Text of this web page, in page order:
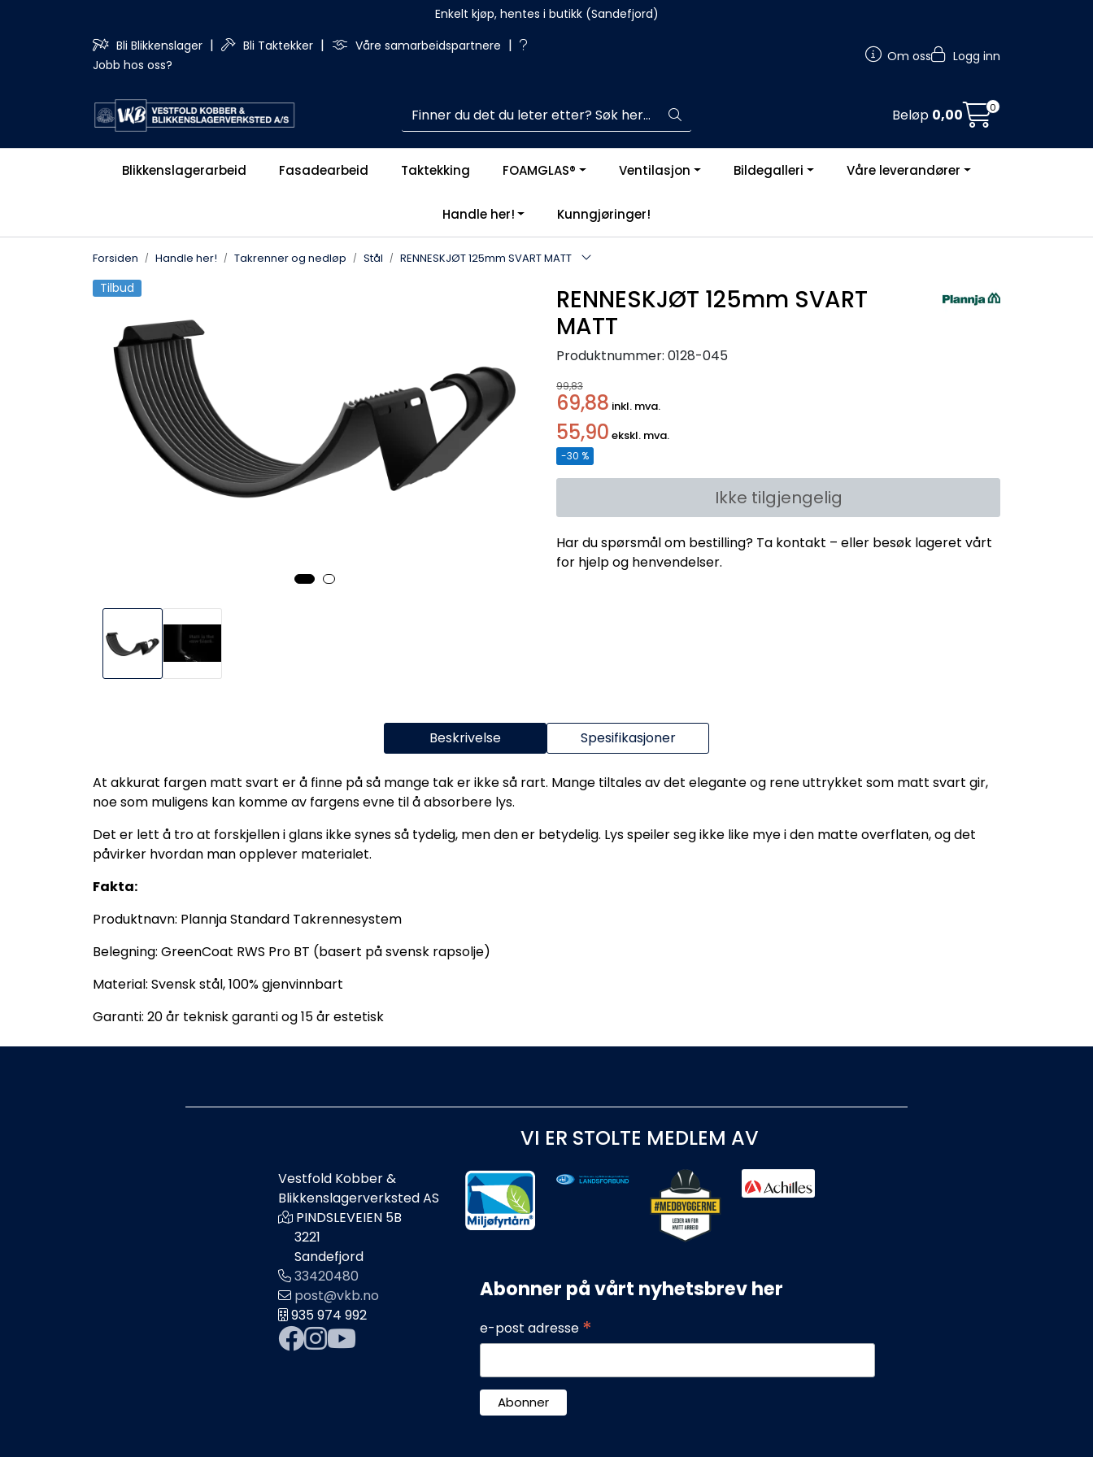
Enkelt kjøp, hentes i butikk (Sandefjord)
Bli Blikkenslager | Bli Taktekker | Våre samarbeidspartnere |
Jobb hos oss?
Om oss Logg inn
Beløp 0,00 0
Blikkenslagerarbeid Fasadearbeid Taktekking FOAMGLAS® Ventilasjon Bildegalleri Våre leverandører
Handle her! Kunngjøringer!
Forsiden Handle her! Takrenner og nedløp Stål RENNESKJØT 125mm SVART MATT
Tilbud
RENNESKJØT 125mm SVART
MATT
Produktnummer: 0128-045
99,83
69,88 inkl. mva.
55,90 ekskl. mva.
-30 %
Ikke tilgjengelig
Har du spørsmål om bestilling? Ta kontakt – eller besøk lageret vårt
for hjelp og henvendelser.
Beskrivelse Spesifikasjoner
At akkurat fargen matt svart er å finne på så mange tak er ikke så rart. Mange tiltales av det elegante og rene uttrykket som matt svart gir,
noe som muligens kan komme av fargens evne til å absorbere lys.
Det er lett å tro at forskjellen i glans ikke synes så tydelig, men den er betydelig. Lys speiler seg ikke like mye i den matte overflaten, og det
påvirker hvordan man opplever materialet.
Fakta:
Produktnavn: Plannja Standard Takrennesystem
Belegning: GreenCoat RWS Pro BT (basert på svensk rapsolje)
Material: Svensk stål, 100% gjenvinnbart
Garanti: 20 år teknisk garanti og 15 år estetisk
VI ER STOLTE MEDLEM AV
Vestfold Kobber &
Blikkenslagerverksted AS
PINDSLEVEIEN 5B
3221
Sandefjord
33420480
post@vkb.no
935 974 992
Abonner på vårt nyhetsbrev her
e-post adresse *